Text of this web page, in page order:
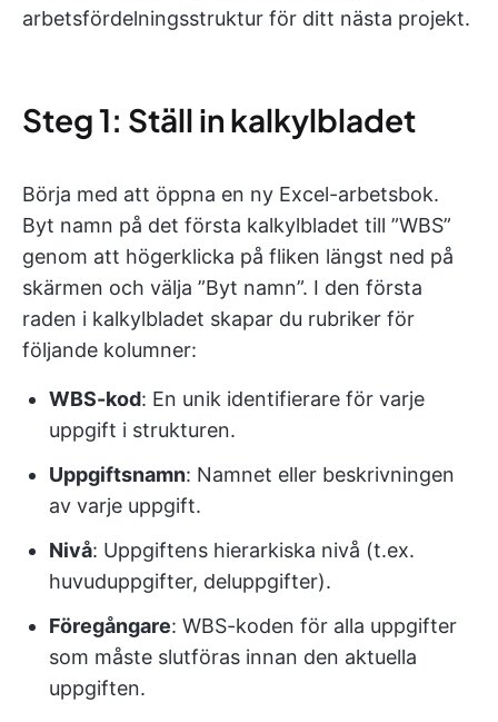
arbetsfördelningsstruktur för ditt nästa projekt.
Steg 1: Ställ in kalkylbladet
Börja med att öppna en ny Excel-arbetsbok.
Byt namn på det första kalkylbladet till ”WBS”
genom att högerklicka på fliken längst ned på
skärmen och välja ”Byt namn”. I den första
raden i kalkylbladet skapar du rubriker för
följande kolumner:
WBS-kod: En unik identifierare för varje
uppgift i strukturen.
Uppgiftsnamn: Namnet eller beskrivningen
av varje uppgift.
Nivå: Uppgiftens hierarkiska nivå (t.ex.
huvuduppgifter, deluppgifter).
Föregångare: WBS-koden för alla uppgifter
som måste slutföras innan den aktuella
uppgiften.